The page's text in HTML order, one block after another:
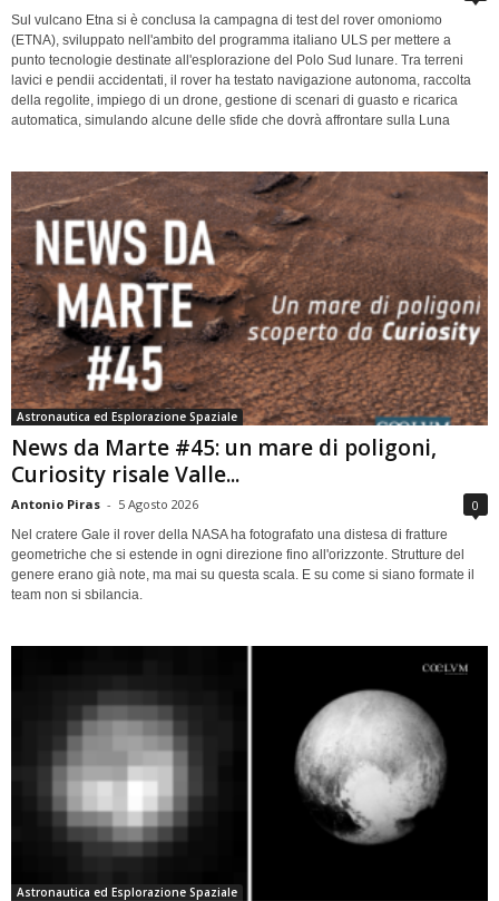
Sul vulcano Etna si è conclusa la campagna di test del rover omoniomo
(ETNA), sviluppato nell'ambito del programma italiano ULS per mettere a
punto tecnologie destinate all'esplorazione del Polo Sud lunare. Tra terreni
lavici e pendii accidentati, il rover ha testato navigazione autonoma, raccolta
della regolite, impiego di un drone, gestione di scenari di guasto e ricarica
automatica, simulando alcune delle sfide che dovrà affrontare sulla Luna
Astronautica ed Esplorazione Spaziale
News da Marte #45: un mare di poligoni,
Curiosity risale Valle...
Antonio Piras - 5 Agosto 2026 0
Nel cratere Gale il rover della NASA ha fotografato una distesa di fratture
geometriche che si estende in ogni direzione fino all'orizzonte. Strutture del
genere erano già note, ma mai su questa scala. E su come si siano formate il
team non si sbilancia.
Astronautica ed Esplorazione Spaziale